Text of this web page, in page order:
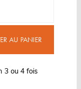
AU PANIER
3 ou 4 fois